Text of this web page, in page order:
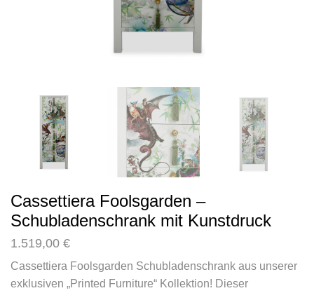
Cassettiera Foolsgarden –
Schubladenschrank mit Kunstdruck
1.519,00 €
Cassettiera Foolsgarden Schubladenschrank aus unserer
exklusiven „Printed Furniture“ Kollektion! Dieser